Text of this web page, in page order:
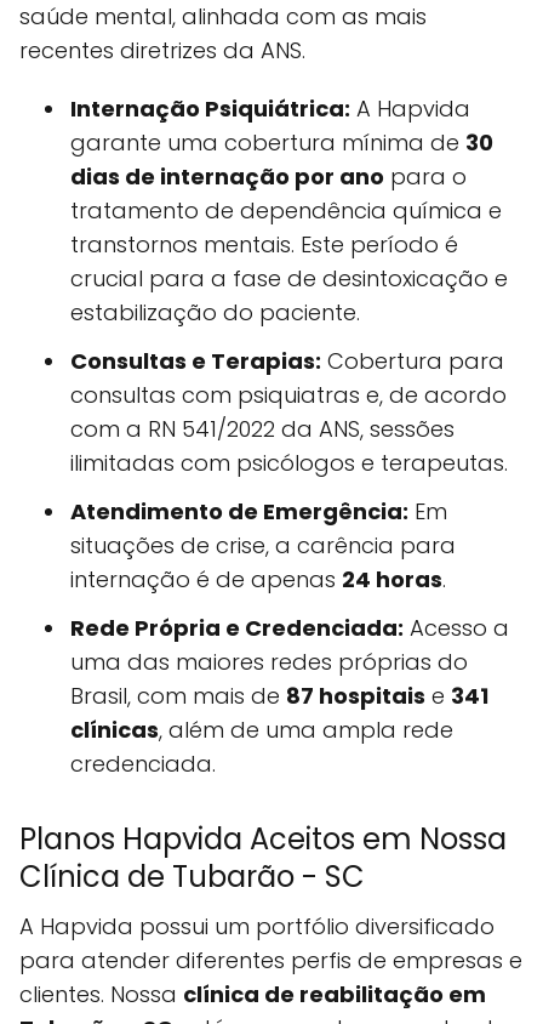
saúde mental, alinhada com as mais
recentes diretrizes da ANS.
Internação Psiquiátrica: A Hapvida
garante uma cobertura mínima de 30
dias de internação por ano para o
tratamento de dependência química e
transtornos mentais. Este período é
crucial para a fase de desintoxicação e
estabilização do paciente.
Consultas e Terapias: Cobertura para
consultas com psiquiatras e, de acordo
com a RN 541/2022 da ANS, sessões
ilimitadas com psicólogos e terapeutas.
Atendimento de Emergência: Em
situações de crise, a carência para
internação é de apenas 24 horas.
Rede Própria e Credenciada: Acesso a
uma das maiores redes próprias do
Brasil, com mais de 87 hospitais e 341
clínicas, além de uma ampla rede
credenciada.
Planos Hapvida Aceitos em Nossa
Clínica de Tubarão - SC
A Hapvida possui um portfólio diversificado
para atender diferentes perfis de empresas e
clientes. Nossa clínica de reabilitação em